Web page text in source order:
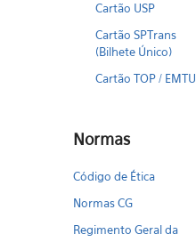
Cartão USP
Cartão SPTrans
(Bilhete Único)
Cartão TOP / EMTU
Normas
Código de Ética
Normas CG
Regimento Geral da